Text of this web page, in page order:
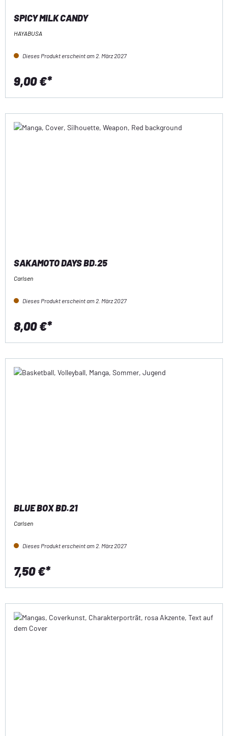
SPICY MILK CANDY
HAYABUSA
Dieses Produkt erscheint am 2. März 2027
9,00 €*
SAKAMOTO DAYS BD.25
Carlsen
Dieses Produkt erscheint am 2. März 2027
8,00 €*
BLUE BOX BD.21
Carlsen
Dieses Produkt erscheint am 2. März 2027
7,50 €*